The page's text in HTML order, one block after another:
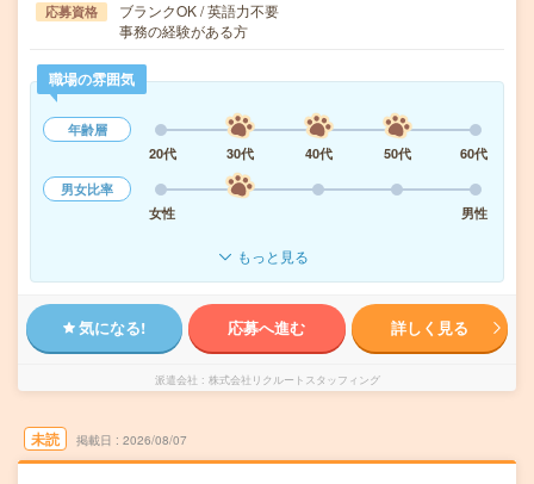
応募資格
ブランクOK / 英語力不要
事務の経験がある方
職場の雰囲気
年齢層
20代
30代 40代 50代
60代
男女比率
女性
男性
もっと見る
気になる! 応募へ進む 詳しく見る
派遣会社 株式会社リクルートスタッフィング
未読 掲載日 2026/08/07